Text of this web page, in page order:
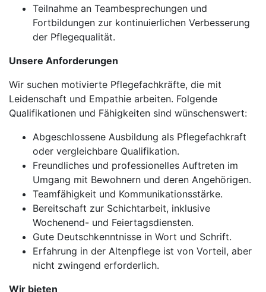
Teilnahme an Teambesprechungen und
Fortbildungen zur kontinuierlichen Verbesserung
der Pflegequalität.
Unsere Anforderungen
Wir suchen motivierte Pflegefachkräfte, die mit
Leidenschaft und Empathie arbeiten. Folgende
Qualifikationen und Fähigkeiten sind wünschenswert:
Abgeschlossene Ausbildung als Pflegefachkraft
oder vergleichbare Qualifikation.
Freundliches und professionelles Auftreten im
Umgang mit Bewohnern und deren Angehörigen.
Teamfähigkeit und Kommunikationsstärke.
Bereitschaft zur Schichtarbeit, inklusive
Wochenend- und Feiertagsdiensten.
Gute Deutschkenntnisse in Wort und Schrift.
Erfahrung in der Altenpflege ist von Vorteil, aber
nicht zwingend erforderlich.
Wir bieten